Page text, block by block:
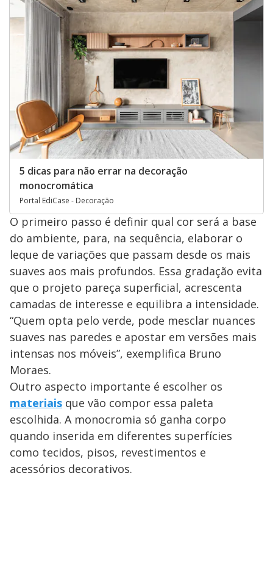
5 dicas para não errar na decoração
monocromática
Portal EdiCase - Decoração
O primeiro passo é definir qual cor será a base
do ambiente, para, na sequência, elaborar o
leque de variações que passam desde os mais
suaves aos mais profundos. Essa gradação evita
que o projeto pareça superficial, acrescenta
camadas de interesse e equilibra a intensidade.
“Quem opta pelo verde, pode mesclar nuances
suaves nas paredes e apostar em versões mais
intensas nos móveis”, exemplifica Bruno
Moraes.
Outro aspecto importante é escolher os
materiais que vão compor essa paleta
escolhida. A monocromia só ganha corpo
quando inserida em diferentes superfícies
como tecidos, pisos, revestimentos e
acessórios decorativos.